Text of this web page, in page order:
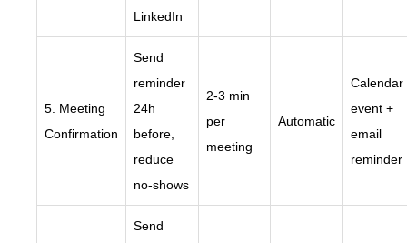
LinkedIn
5. Meeting
Confirmation
Send
reminder
24h
before,
reduce
no-shows
2-3 min
per
meeting
Automatic
Calendar
event +
email
reminder
Send